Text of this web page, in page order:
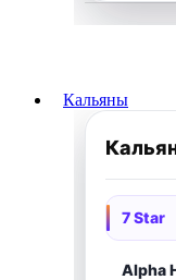
Кальяны
7 Star
Alpha